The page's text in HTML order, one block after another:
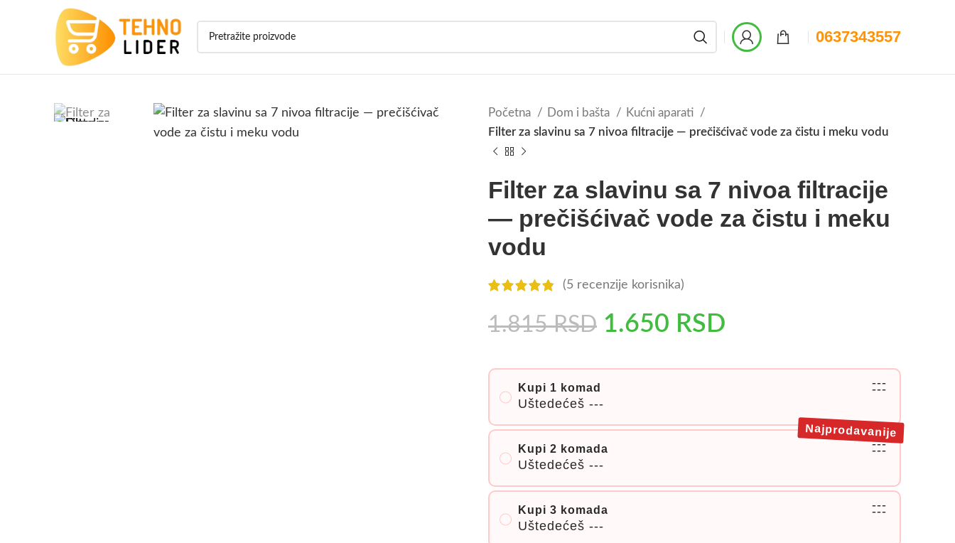
0637343557
Početna Dom i bašta
Kućni aparati
Filter za slavinu sa 7 nivoa filtracije — prečišćivač vode za čistu i meku vodu
Filter za slavinu sa 7 nivoa filtracije
— prečišćivač vode za čistu i meku
vodu
(5 recenzije korisnika)
1.815RSD 1.650 RSD
Kupi 1 komad
Uštedećeš ---
---
---
Kupi 2 komada
Uštedećeš ---
---
---
Najprodavanije
Kupi 3 komada
Uštedećeš ---
---
---